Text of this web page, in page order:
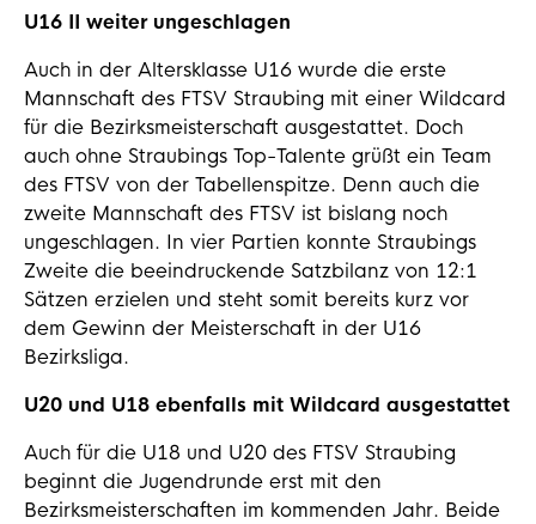
U16 II weiter ungeschlagen
Auch in der Altersklasse U16 wurde die erste
Mannschaft des FTSV Straubing mit einer Wildcard
für die Bezirksmeisterschaft ausgestattet. Doch
auch ohne Straubings Top-Talente grüßt ein Team
des FTSV von der Tabellenspitze. Denn auch die
zweite Mannschaft des FTSV ist bislang noch
ungeschlagen. In vier Partien konnte Straubings
Zweite die beeindruckende Satzbilanz von 12:1
Sätzen erzielen und steht somit bereits kurz vor
dem Gewinn der Meisterschaft in der U16
Bezirksliga.
U20 und U18 ebenfalls mit Wildcard ausgestattet
Auch für die U18 und U20 des FTSV Straubing
beginnt die Jugendrunde erst mit den
Bezirksmeisterschaften im kommenden Jahr. Beide